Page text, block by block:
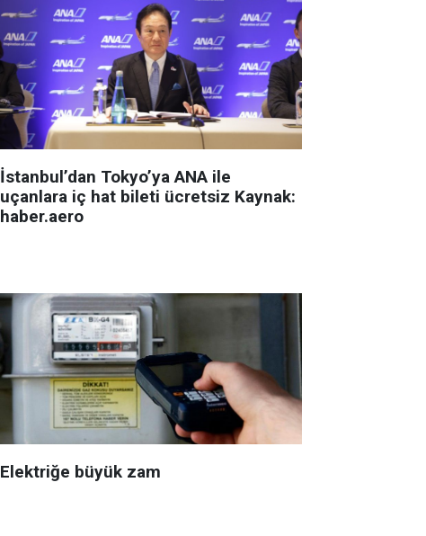
İstanbul’dan Tokyo’ya ANA ile
uçanlara iç hat bileti ücretsiz Kaynak:
haber.aero
Elektriğe büyük zam